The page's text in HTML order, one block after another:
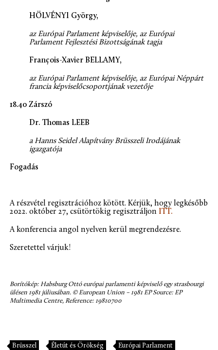
HÖLVÉNYI György,
az Európai Parlament képviselője, az Európai
Parlament Fejlesztési Bizottságának tagja
François-Xavier BELLAMY,
az Európai Parlament képviselője, az Európai Néppárt
francia képviselőcsoportjának vezetője
18.40 Zárszó
Dr. Thomas LEEB
a Hanns Seidel Alapítvány Brüsszeli Irodájának
igazgatója
Fogadás
A részvétel regisztrációhoz kötött. Kérjük, hogy legkésőbb
2022. október 27, csütörtökig regisztráljon ITT.
A konferencia angol nyelven kerül megrendezésre.
Szeretettel várjuk!
Borítókép: Habsburg Ottó európai parlamenti képviselő egy strasbourgi
ülésen 1981 júliusában. © European Union – 1981 EP Source: EP
Multimedia Centre, Reference: 19810700
Brüsszel Életút és Örökség Európai Parlament